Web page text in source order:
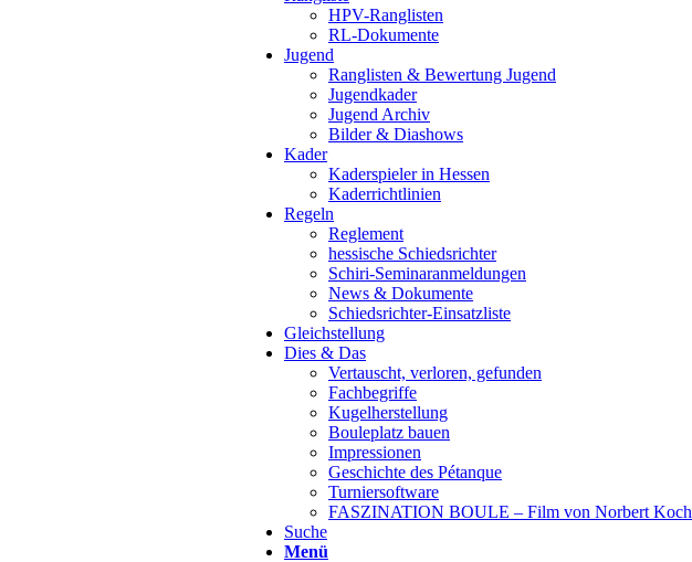
HPV-Ranglisten
RL-Dokumente
Jugend
Ranglisten & Bewertung Jugend
Jugendkader
Jugend Archiv
Bilder & Diashows
Kader
Kaderspieler in Hessen
Kaderrichtlinien
Regeln
Reglement
hessische Schiedsrichter
Schiri-Seminaranmeldungen
News & Dokumente
Schiedsrichter-Einsatzliste
Gleichstellung
Dies & Das
Vertauscht, verloren, gefunden
Fachbegriffe
Kugelherstellung
Bouleplatz bauen
Impressionen
Geschichte des Pétanque
Turniersoftware
FASZINATION BOULE – Film von Norbert Koch
Suche
Menü